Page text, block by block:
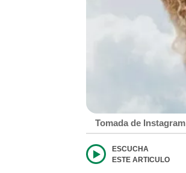
Tomada de
ESCUCHA
ESTE ARTICULO